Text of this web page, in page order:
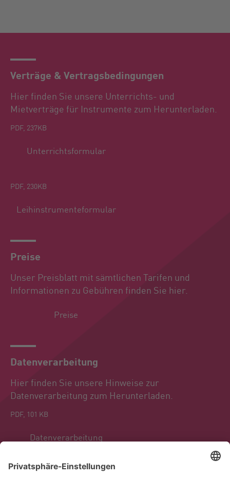
Verträge & Vertragsbedingungen
Hier finden Sie unsere Unterrichts- und
Mietverträge für Instrumente zum Herunterladen.
PDF, 237KB
Unterrichtsformular
PDF, 230KB
Leihinstrumenteformular
Preise
Unser Preisblatt mit sämtlichen Tarifen und
Informationen zu Gebühren finden Sie hier.
Preise
Datenverarbeitung
Hier finden Sie unsere Hinweise zur
Datenverarbeitung zum Herunterladen.
PDF, 101 KB
Datenverarbeitung